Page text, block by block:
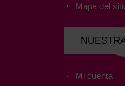
Mapa del
Mi cuenta